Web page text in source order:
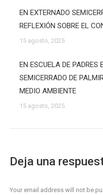
EN EXTERNADO
REFLEXIÓN SOBRE EL
15 agosto, 2025
EN ESCUELA DE PADRES
SEMICERRADO DE
MEDIO AMBIENTE
15 agosto, 2025
Deja una
Your email address will not be